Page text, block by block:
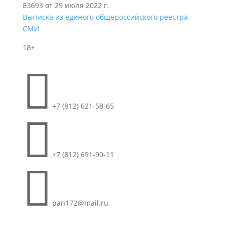
83693 от 29 июля 2022 г.
Выписка из единого общероссийского реестра
СМИ
18+
 +7 (812) 621-58-65
 +7 (812) 691-90-11
 pan172@mail.ru